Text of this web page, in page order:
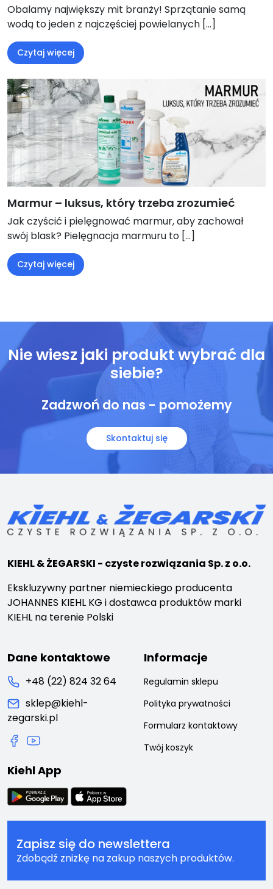
Obalamy największy mit branży! Sprzątanie samą
wodą to jeden z najczęściej powielanych […]
Czytaj więcej
Marmur – luksus, który trzeba zrozumieć
Jak czyścić i pielęgnować marmur, aby zachował
swój blask? Pielęgnacja marmuru to […]
Czytaj więcej
Nie wiesz jaki produkt wybrać dla
siebie?
Zadzwoń do nas - pomożemy
Skontaktuj się
KIEHL & ŻEGARSKI - czyste rozwiązania Sp. z o.o.
Ekskluzywny partner niemieckiego producenta
JOHANNES KIEHL KG i dostawca produktów marki
KIEHL na terenie Polski
Dane kontaktowe
+48 (22) 824 32 64
sklep@kiehl-
zegarski.pl
Kiehl App
Informacje
Regulamin sklepu
Polityka prywatności
Formularz kontaktowy
Twój koszyk
Zapisz się do newslettera
Zdobądź zniżkę na zakup naszych produktów.